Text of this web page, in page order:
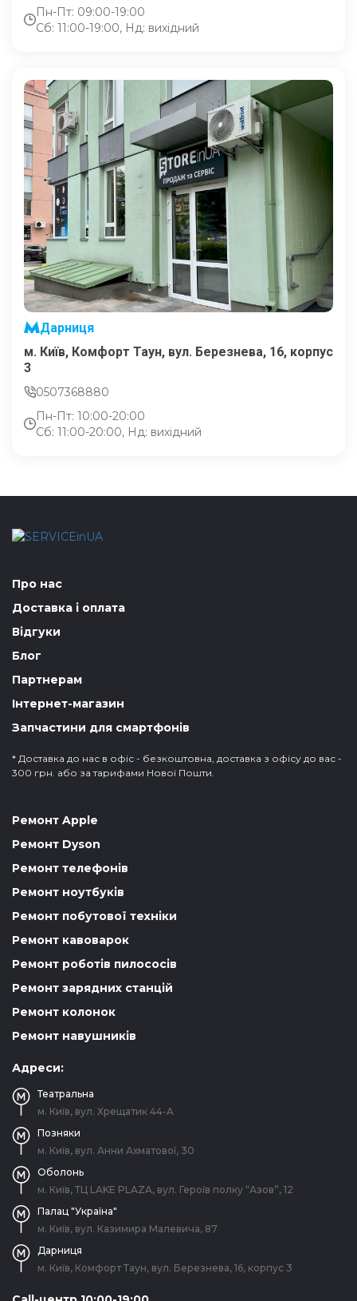
Пн-Пт: 09:00-19:00
Сб: 11:00-19:00, Нд: вихідний
Дарниця
м. Київ, Комфорт Таун, вул. Березнева, 16, корпус
3
0507368880
Пн-Пт: 10:00-20:00
Сб: 11:00-20:00, Нд: вихідний
Про нас
Доставка і оплата
Відгуки
Блог
Партнерам
Інтернет-магазин
Запчастини для смартфонів
* Доставка до нас в офіс - безкоштовна, доставка з офісу до вас -
300 грн. або за тарифами Нової Пошти.
Ремонт Apple
Ремонт Dyson
Ремонт телефонів
Ремонт ноутбуків
Ремонт побутової техніки
Ремонт кавоварок
Ремонт роботів пилососів
Ремонт зарядних станцій
Ремонт колонок
Ремонт навушників
Адреси:
Театральна
м. Київ, вул. Хрещатик 44-A
Позняки
м. Київ, вул. Анни Ахматової, 30
Оболонь
м. Київ, ТЦ LAKE PLAZA, вул. Героїв полку “Азов”, 12
Палац "Україна"
м. Київ, вул. Казимира Малевича, 87
Дарниця
м. Київ, Комфорт Таун, вул. Березнева, 16, корпус 3